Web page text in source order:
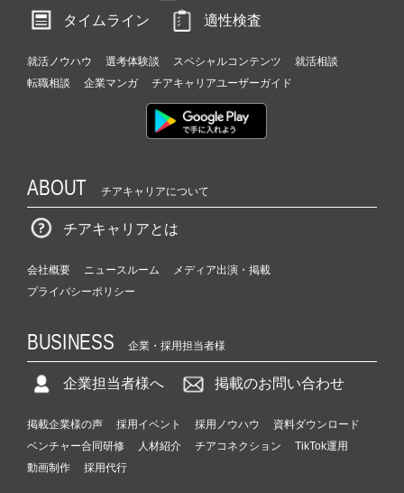
タイムライン
適性検査
就活ノウハウ 選考体験談 スペシャルコンテンツ
就活相談
転職相談
企業マンガ チアキャリアユーザーガイド
ABOUT チアキャリアについて
チアキャリアとは
会社概要 ニュースルーム
メディア出演・掲載
プライバシーポリシー
BUSINESS 企業・採用担当者様
企業担当者様へ 掲載のお問い合わせ
掲載企業様の声 採用イベント 採用ノウハウ
資料ダウンロード
ベンチャー合同研修
人材紹介 チアコネクション
TikTok運用
動画制作
採用代行